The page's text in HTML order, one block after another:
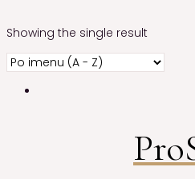
Showing the single result